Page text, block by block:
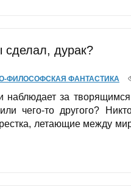
сделал, дурак?
ФИЛОСОФСКАЯ ФАНТАСТИКА
наблюдает за
чего-то другого?
летающие между